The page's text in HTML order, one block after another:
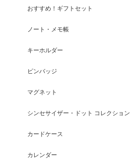
おすすめ！ギフトセット
ノート・メモ帳
キーホルダー
ピンバッジ
マグネット
シンセサイザー・ドット コレクション
カードケース
カレンダー